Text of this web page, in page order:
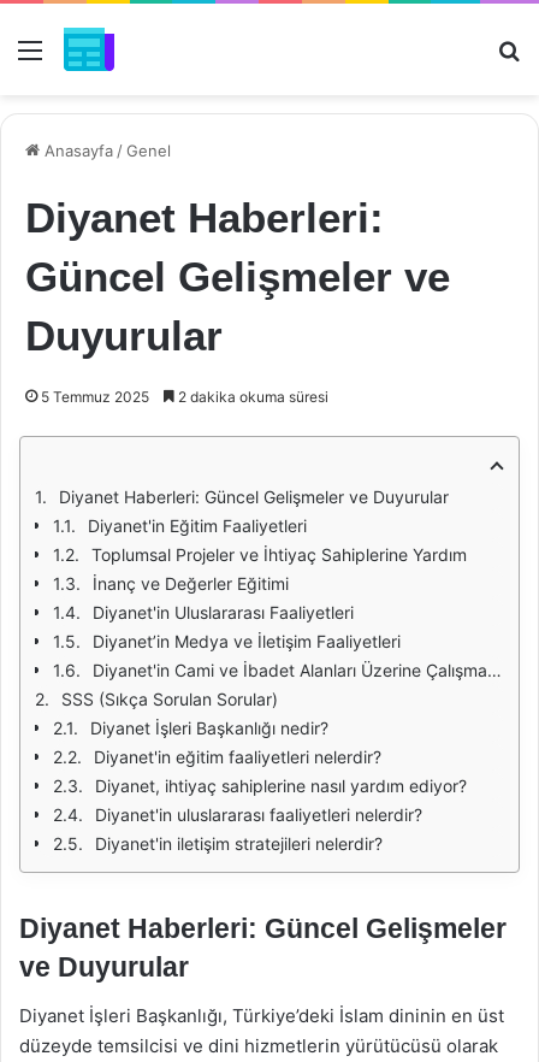
Menü
Anasayfa /Genel
Diyanet Haberleri:
Güncel Gelişmeler ve
Duyurular
5 Temmuz 2025 2 dakika okuma süresi
Diyanet Haberleri: Güncel Gelişmeler ve Duyurular
Diyanet'in Eğitim Faaliyetleri
Toplumsal Projeler ve İhtiyaç Sahiplerine Yardım
İnanç ve Değerler Eğitimi
Diyanet'in Uluslararası Faaliyetleri
Diyanet’in Medya ve İletişim Faaliyetleri
Diyanet'in Cami ve İbadet Alanları Üzerine Çalışmaları
SSS (Sıkça Sorulan Sorular)
Diyanet İşleri Başkanlığı nedir?
Diyanet'in eğitim faaliyetleri nelerdir?
Diyanet, ihtiyaç sahiplerine nasıl yardım ediyor?
Diyanet'in uluslararası faaliyetleri nelerdir?
Diyanet'in iletişim stratejileri nelerdir?
Diyanet Haberleri: Güncel Gelişmeler
ve Duyurular
Diyanet İşleri Başkanlığı, Türkiye’deki İslam dininin en üst
düzeyde temsilcisi ve dini hizmetlerin yürütücüsü olarak